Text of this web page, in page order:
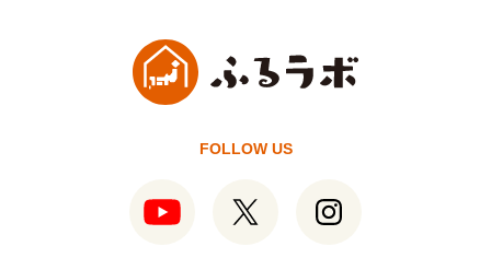
FOLLOW US